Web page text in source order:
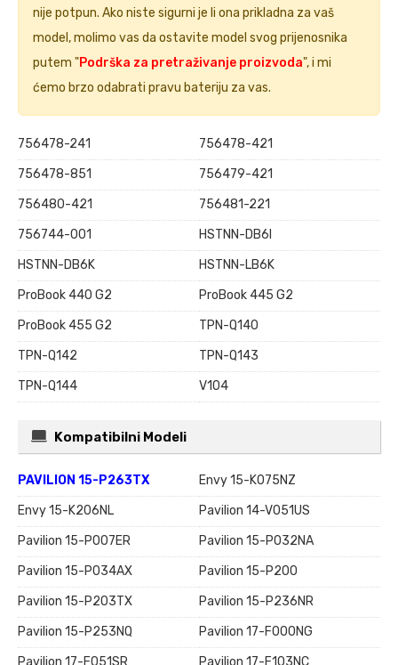
nije potpun. Ako niste sigurni je li ona prikladna za vaš
model, molimo vas da ostavite model svog prijenosnika
putem "Podrška za pretraživanje proizvoda", i mi
ćemo brzo odabrati pravu bateriju za vas.
756478-241
756478-421
756478-851
756479-421
756480-421
756481-221
756744-001
HSTNN-DB6I
HSTNN-DB6K
HSTNN-LB6K
ProBook 440 G2
ProBook 445 G2
ProBook 455 G2
TPN-Q140
TPN-Q142
TPN-Q143
TPN-Q144
V104
Kompatibilni Modeli
PAVILION 15-P263TX
Envy 15-K075NZ
Envy 15-K206NL
Pavilion 14-V051US
Pavilion 15-P007ER
Pavilion 15-P032NA
Pavilion 15-P034AX
Pavilion 15-P200
Pavilion 15-P203TX
Pavilion 15-P236NR
Pavilion 15-P253NQ
Pavilion 17-F000NG